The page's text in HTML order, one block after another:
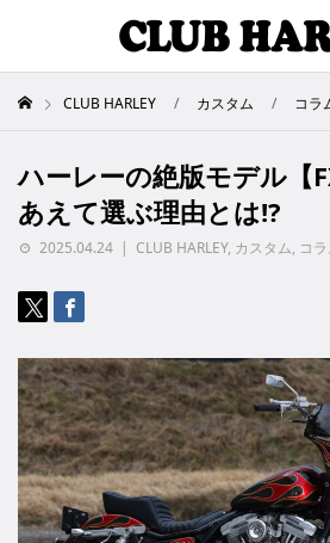
CLUB HARLEY カスタム コラ
ハーレーの絶版モデル【
あえて選ぶ理由とは!?
2025.04.24 CLUB HARLEY, カスタム, コ